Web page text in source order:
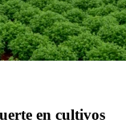
en cultivos